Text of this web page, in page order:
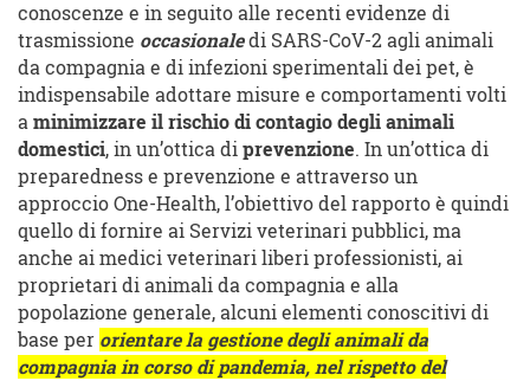
conoscenze e in seguito alle recenti evidenze di
trasmissione occasionaledi SARS-CoV-2 agli animali
da compagnia e di infezioni sperimentali dei pet, è
indispensabile adottare misure e comportamenti volti
a minimizzare il rischio di contagio degli animali
domestici, in un’ottica di prevenzione. In un’ottica di
preparedness e prevenzione e attraverso un
approccio One-Health, l’obiettivo del rapporto è quindi
quello di fornire ai Servizi veterinari pubblici, ma
anche ai medici veterinari liberi professionisti, ai
proprietari di animali da compagnia e alla
popolazione generale, alcuni elementi conoscitivi di
base per orientare la gestione degli animali da
compagnia in corso di pandemia, nel rispetto del